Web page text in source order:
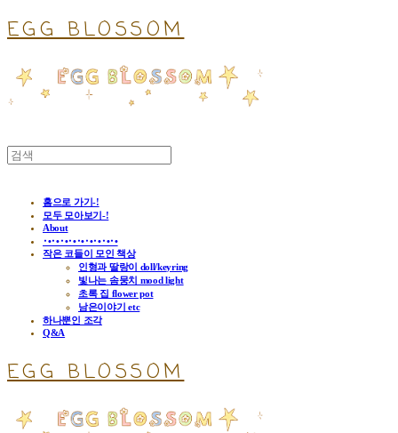
EGG BLOSSOM
홈으로 가기-!
모두 모아보기-!
About
･•･•･•･•･•･•･•･•･•
작은 코들이 모인 책상
인형과 딸랑이 doll/keyring
빛나는 솜뭉치 mood light
초록 집 flower pot
남은이야기 etc
하나뿐인 조각
Q&A
EGG BLOSSOM